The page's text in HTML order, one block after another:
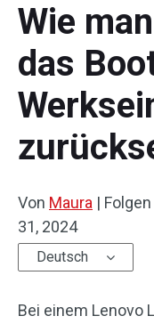
Wie
das
Von Maura | Folgen
31, 2024
Deutsch
Bei einem Lenovo